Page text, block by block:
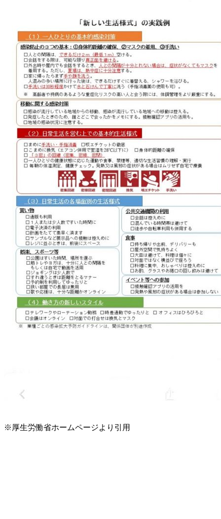
※厚生労働省ホームページより引用